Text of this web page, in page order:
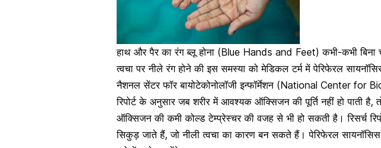
हाथ और पैर का रंग ब्लू होना (Blue Hands and Feet) कभी-कभी
त्वचा पर नीले रंग होने की इस समस्या को मेडिकल टर्म में पेरिफेरल
नैशनल सेंटर फॉर बायोटेकोनोलॉजी इन्फॉर्मेशन (National Center for
रिपोर्ट के अनुसार जब शरीर में आवश्यक ऑक्सिजन की पूर्ति नहीं हो पाती है,
ऑक्सिजन की कमी कोल्ड टेम्प्रेस्चर की वजह से भी हो सकती है। रिसर्च
सिकुड़ जाते हैं, जो नीली त्वचा का कारण बन सकते हैं। पेरिफेरल